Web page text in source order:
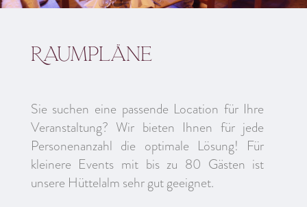
Raumpläne
Sie suchen eine passende Location für Ihre
Veranstaltung? Wir bieten Ihnen für jede
Personenanzahl die optimale Lösung! Für
kleinere Events mit bis zu 80 Gästen ist
unsere Hüttelalm sehr gut geeignet.